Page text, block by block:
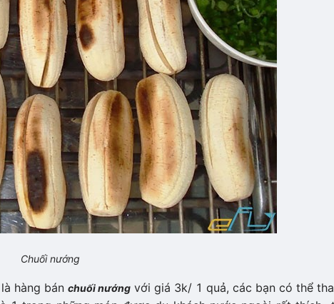
Chuối nướng
hàng bán chuối nướng với giá 3k/ 1 quả, các bạn có thể